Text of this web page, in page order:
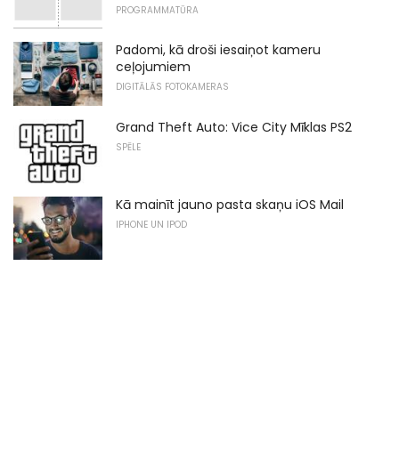
PROGRAMMATŪRA
Padomi, kā droši iesaiņot kameru
ceļojumiem
DIGITĀLĀS FOTOKAMERAS
Grand Theft Auto: Vice City Mīklas PS2
SPĒLE
Kā mainīt jauno pasta skaņu iOS Mail
IPHONE UN IPOD